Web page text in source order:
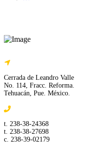
Cerrada de Leandro Valle
No. 114, Fracc. Reforma.
Tehuacán, Pue. México.
t. 238-38-24368
t. 238-38-27698
c. 238-39-02179